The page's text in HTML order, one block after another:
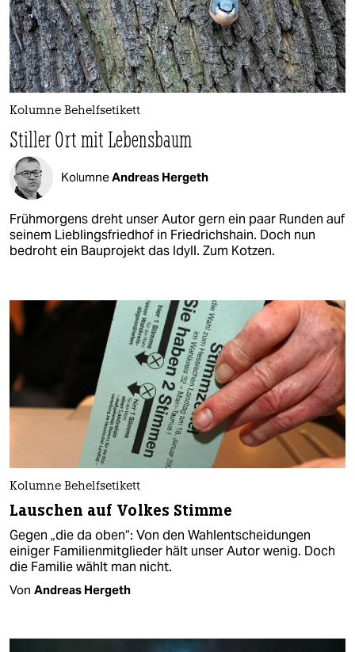
Kolumne Behelfsetikett
Stiller Ort mit Lebensbaum
KolumneAndreas Hergeth
Frühmorgens dreht unser Autor gern ein paar Runden auf
seinem Lieblingsfriedhof in Friedrichshain. Doch nun
bedroht ein Bauprojekt das Idyll. Zum Kotzen.
Kolumne Behelfsetikett
Lauschen auf Volkes Stimme
Gegen „die da oben“: Von den Wahlentscheidungen
einiger Familienmitglieder hält unser Autor wenig. Doch
die Familie wählt man nicht.
Von Andreas Hergeth